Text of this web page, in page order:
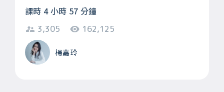
課時 4 小時 57 分鐘
3,305 162,125
楊嘉玲